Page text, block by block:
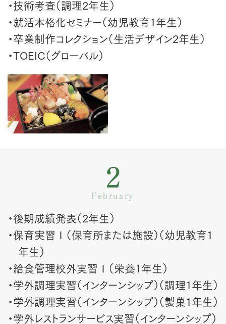
・技術考査（調理2年生）
・就活本格化セミナー（幼児教育1年生）
・卒業制作コレクション（生活デザイン2年生）
・TOEIC（グローバル）
2
February
・後期成績発表（2年生）
・保育実習Ⅰ（保育所または施設）（幼児教育1
年生）
・給食管理校外実習Ⅰ（栄養1年生）
・学外調理実習（インターンシップ）（調理1年生）
・学外調理実習（インターンシップ）（製菓1年生）
・学外レストランサービス実習（インターンシップ）